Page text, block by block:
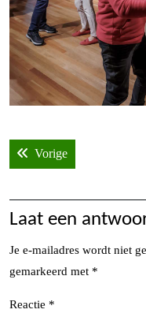
Bericht
navigatie
VorigeVorige bericht:
Laat een
Je e-mailadres wordt niet
gemarkeerd met *
Reactie *